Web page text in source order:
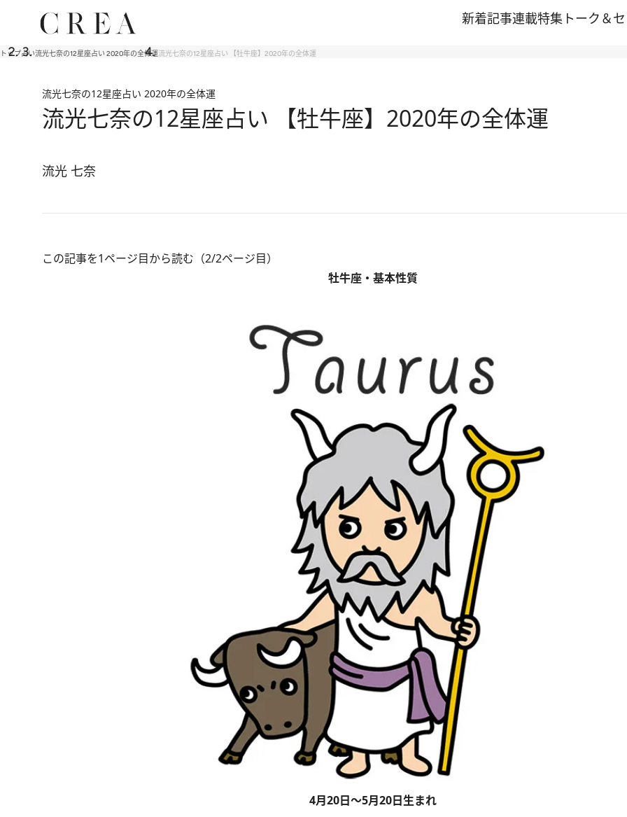
新着記事連載特集 トーク＆
トップ占い流光七奈の12星座占い 2020年の全体運流光七奈の12星座占い 【牡牛座】2020年の全体運
流光七奈の12星座占い 2020年の全体運
流光七奈の12星座占い 【牡牛座】2020年の全体運
流光 七奈
この記事を1ページ目から読む（2/2ページ目）
牡牛座・基本性質
4月20日～5月20日生まれ